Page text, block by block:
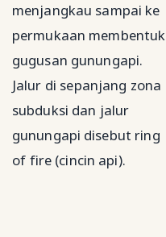
menjangkau sampai ke
permukaan membentuk
gugusan gunungapi.
Jalur di sepanjang zona
subduksi dan jalur
gunungapi disebut ring
of fire (cincin api).